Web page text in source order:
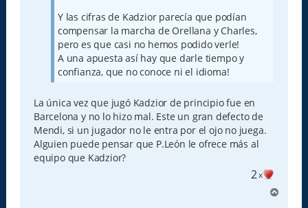
Y las cifras de Kadzior parecía que podían
compensar la marcha de Orellana y Charles,
pero es que casi no hemos podido verle!
A una apuesta así hay que darle tiempo y
confianza, que no conoce ni el idioma!
La única vez que jugó Kadzior de principio fue en
Barcelona y no lo hizo mal. Este un gran defecto de
Mendi, si un jugador no le entra por el ojo no juega.
Alguien puede pensar que P.León le ofrece más al
equipo que Kadzior?
2x